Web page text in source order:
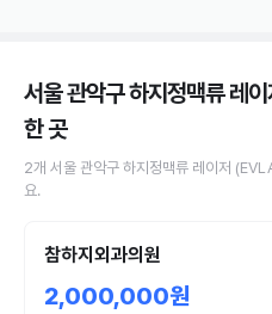
서울 관악구 하지정맥류 레
한 곳
2개 서울 관악구 하지정맥류 레이저
요.
참하지외과의원
2,000,000원